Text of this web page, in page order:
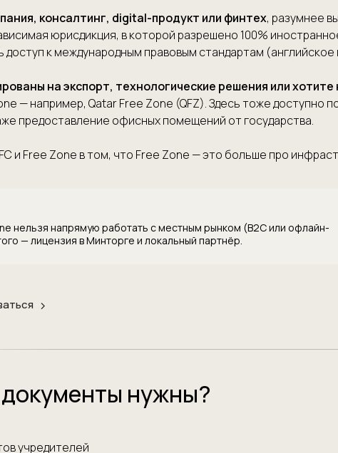
консалтинг, digital-продукт или финтех, разумнее
юрисдикция, в которой разрешено 100%
доступ к международным правовым стандартам (английское
на экспорт, технологические решения или
— например, Qatar Free Zone (QFZ). Здесь тоже доступно
предоставление офисных помещений от государства.
и Free Zone в том, что Free Zone — это больше про
нельзя напрямую работать с местным рынком (B2C или офлайн-
— лицензия в Минторге и локальный партнёр.
нужны?
учредителей